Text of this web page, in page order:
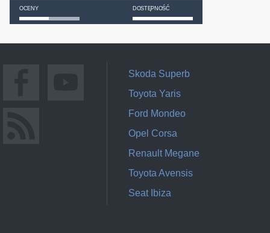
OCENY DOSTĘPNOŚĆ
Skoda Superb
Toyota Yaris
Ford Mondeo
Opel Corsa
Renault Megane
Toyota Avensis
Seat Ibiza